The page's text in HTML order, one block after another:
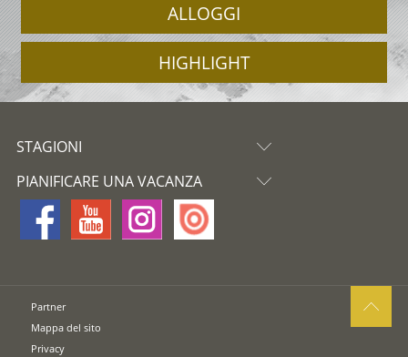
ALLOGGI
HIGHLIGHT
STAGIONI
PIANIFICARE UNA VACANZA
Partner
Mappa del sito
Privacy